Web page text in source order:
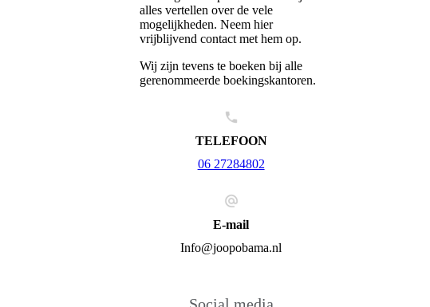
alles vertellen over de vele
mogelijkheden. Neem hier
vrijblijvend contact met hem op.
Wij zijn tevens te boeken bij alle
gerenommeerde boekingskantoren.
TELEFOON
06 27284802
E-mail
Info@joopobama.nl